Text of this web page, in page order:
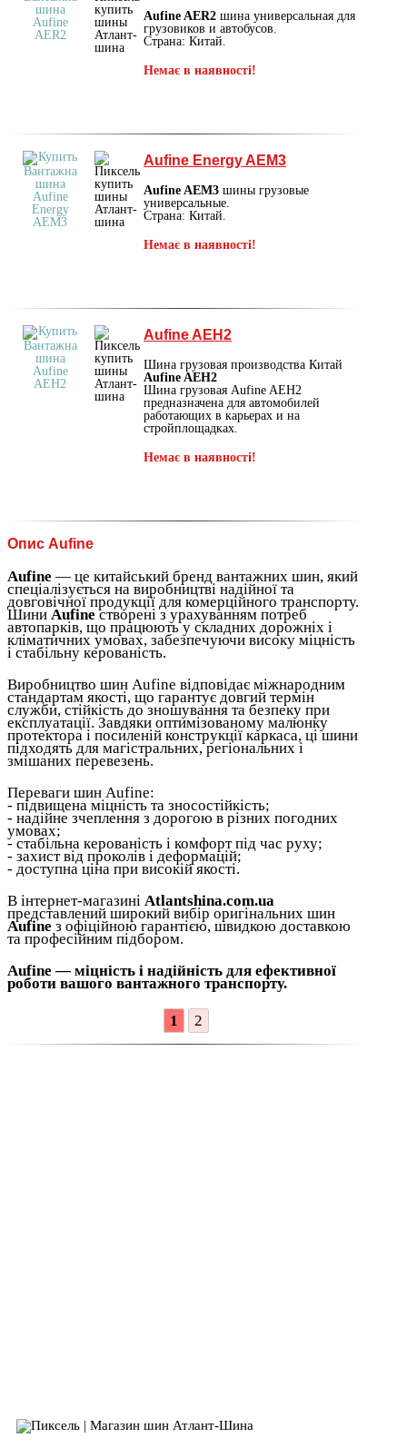
Aufine AER2 шина универсальная для
грузовиков и автобусов.
Страна: Китай.
Немає в наявності!
Aufine Energy AEM3
Aufine AEM3 шины грузовые
универсальные.
Страна: Китай.
Немає в наявності!
Aufine AEH2
Шина грузовая производства Китай
Aufine AEH2
Шина грузовая Aufine AEH2
предназначена для автомобилей
работающих в карьерах и на
стройплощадках.
Немає в наявності!
Опис Aufine
Aufine — це китайський бренд вантажних шин, який
спеціалізується на виробництві надійної та
довговічної продукції для комерційного транспорту.
Шини Aufine створені з урахуванням потреб
автопарків, що працюють у складних дорожніх і
кліматичних умовах, забезпечуючи високу міцність
і стабільну керованість.
Виробництво шин Aufine відповідає міжнародним
стандартам якості, що гарантує довгий термін
служби, стійкість до зношування та безпеку при
експлуатації. Завдяки оптимізованому малюнку
протектора і посиленій конструкції каркаса, ці шини
підходять для магістральних, регіональних і
змішаних перевезень.
Переваги шин Aufine:
- підвищена міцність та зносостійкість;
- надійне зчеплення з дорогою в різних погодних
умовах;
- стабільна керованість і комфорт під час руху;
- захист від проколів і деформацій;
- доступна ціна при високій якості.
В інтернет-магазині Atlantshina.com.ua
представлений широкий вибір оригінальних шин
Aufine з офіційною гарантією, швидкою доставкою
та професійним підбором.
Aufine — міцність і надійність для ефективної
роботи вашого вантажного транспорту.
1 2